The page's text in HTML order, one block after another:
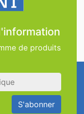
de produits
S'abonner